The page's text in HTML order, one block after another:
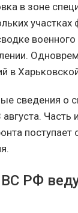
в зоне
в
сведения о
поступает
РФ